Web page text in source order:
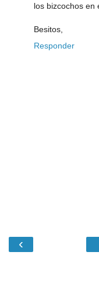
los bizcochos en
Besitos,
Responder
‹